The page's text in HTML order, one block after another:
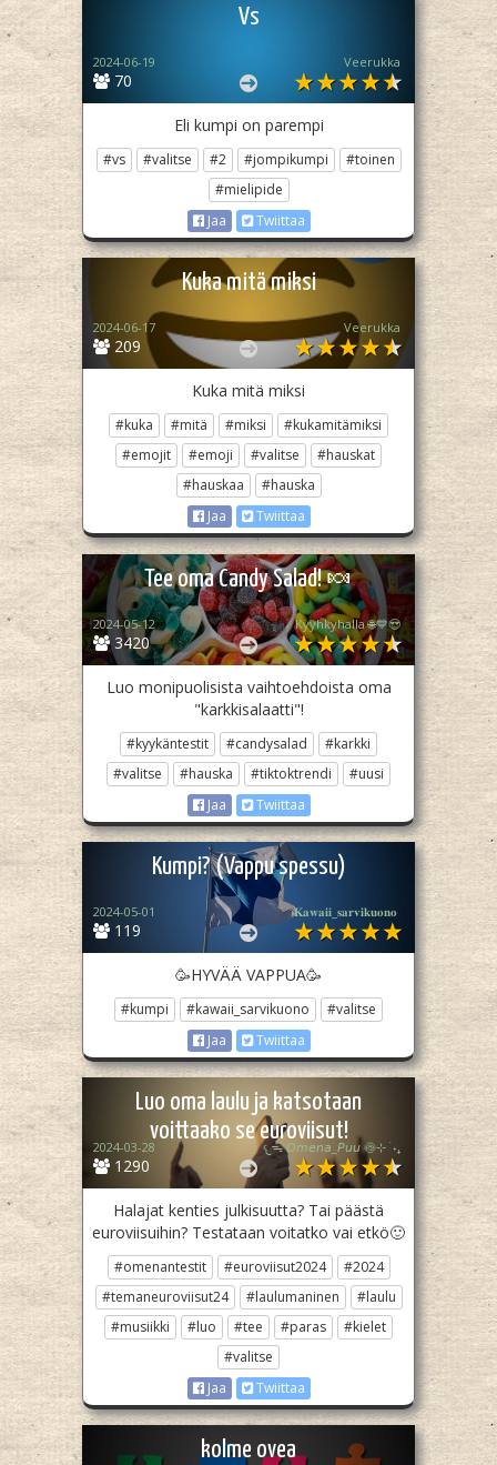
Vs
70
2024-06-19 Veerukka
Eli kumpi on parempi
#vs #valitse #2 #jompikumpi
#toinen
#mielipide
Jaa
Twiittaa
Kuka mitä miksi
209
2024-06-17 Veerukka
Kuka mitä miksi
#kuka #mitä #miksi
#kukamitämiksi
#emojit
#emoji #valitse
#hauskat
#hauskaa
#hauska
Jaa
Twiittaa
Tee oma Candy Salad! 🍬
3420
2024-05-12 Kyyhkyhalla 🌐💙😍
Luo monipuolisista vaihtoehdoista oma
"karkkisalaatti"!
#kyykäntestit #candysalad
#karkki
#valitse
#hauska #tiktoktrendi
#uusi
Jaa
Twiittaa
Kumpi? (Vappu spessu)
119
2024-05-01 𝐊𝐚𝐰𝐚𝐢𝐢_𝐬𝐚𝐫𝐯𝐢𝐤𝐮𝐨𝐧𝐨​ ‎
🥳HYVÄÄ VAPPUA🥳
#kumpi #kawaii_sarvikuono
#valitse
Jaa
Twiittaa
Luo oma laulu ja katsotaan
voittaako se euroviisut!
1290
2024-03-28 𐔌ᯓ 𝘖𝘮𝘦𝘯𝘢_𝘗𝘶𝘶 🍥⊹ ࣪ ˖₊
Halajat kenties julkisuutta? Tai päästä
euroviisuihin? Testataan voitatko vai etkö🙂
#omenantestit #euroviisut2024
#2024
#temaneuroviisut24
#laulumaninen
#laulu
#musiikki
#luo #tee #paras
#kielet
#valitse
Jaa
Twiittaa
kolme ovea